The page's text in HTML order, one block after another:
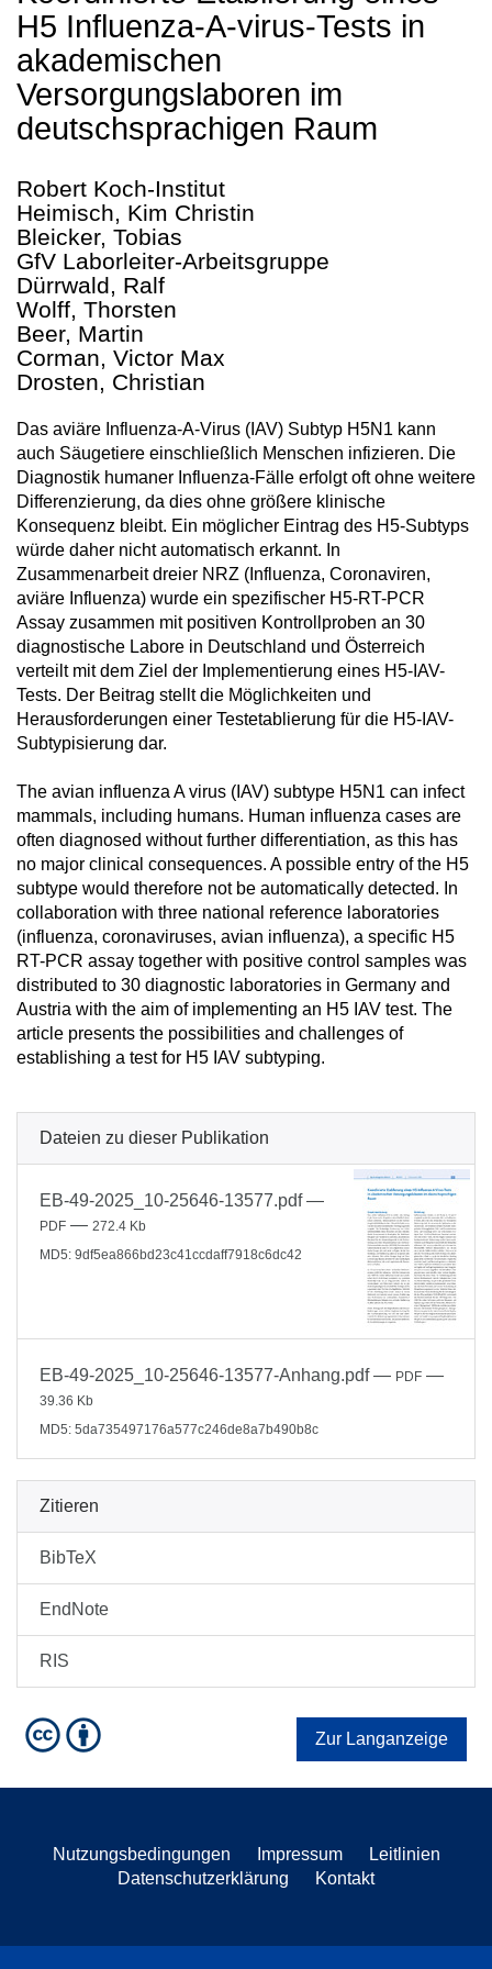
H5 Influenza-A-virus-Tests in
akademischen
Versorgungslaboren im
deutschsprachigen Raum
Robert Koch-Institut
Heimisch, Kim Christin
Bleicker, Tobias
GfV Laborleiter-Arbeitsgruppe
Dürrwald, Ralf
Wolff, Thorsten
Beer, Martin
Corman, Victor Max
Drosten, Christian
Das aviäre Influenza-A-Virus (IAV) Subtyp H5N1 kann
auch Säugetiere einschließlich Menschen infizieren. Die
Diagnostik humaner Influenza-Fälle erfolgt oft ohne weitere
Differenzierung, da dies ohne größere klinische
Konsequenz bleibt. Ein möglicher Eintrag des H5-Subtyps
würde daher nicht automatisch erkannt. In
Zusammenarbeit dreier NRZ (Influenza, Coronaviren,
aviäre Influenza) wurde ein spezifischer H5-RT-PCR
Assay zusammen mit positiven Kontrollproben an 30
diagnostische Labore in Deutschland und Österreich
verteilt mit dem Ziel der Implementierung eines H5-IAV-
Tests. Der Beitrag stellt die Möglichkeiten und
Herausforderungen einer Testetablierung für die H5-IAV-
Subtypisierung dar.
The avian influenza A virus (IAV) subtype H5N1 can infect
mammals, including humans. Human influenza cases are
often diagnosed without further differentiation, as this has
no major clinical consequences. A possible entry of the H5
subtype would therefore not be automatically detected. In
collaboration with three national reference laboratories
(influenza, coronaviruses, avian influenza), a specific H5
RT-PCR assay together with positive control samples was
distributed to 30 diagnostic laboratories in Germany and
Austria with the aim of implementing an H5 IAV test. The
article presents the possibilities and challenges of
establishing a test for H5 IAV subtyping.
Dateien zu dieser Publikation
EB-49-2025_10-25646-13577.pdf—
PDF — 272.4 Kb
MD5: 9df5ea866bd23c41ccdaff7918c6dc42
EB-49-2025_10-25646-13577-Anhang.pdf— PDF —
39.36 Kb
MD5: 5da735497176a577c246de8a7b490b8c
Zitieren
BibTeX
EndNote
RIS
Zur Langanzeige
Nutzungsbedingungen Impressum
Leitlinien
Datenschutzerklärung
Kontakt